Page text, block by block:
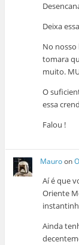
Deixa
No
tomara
muito.
O
essa
Falou !
Mauroon
Aí é que
Oriente
Ainda